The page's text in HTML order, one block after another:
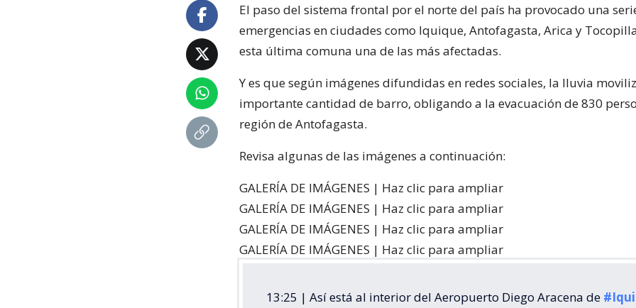
El paso del sistema frontal por el norte del país ha provocado una
emergencias en ciudades como Iquique, Antofagasta, Arica y
esta última comuna una de las más afectadas.
Y es que según imágenes difundidas en redes sociales, la lluvia
importante cantidad de barro, obligando a la evacuación de 830
región de Antofagasta.
Revisa algunas de las imágenes a continuación:
GALERÍA DE IMÁGENES | Haz clic para ampliar
GALERÍA DE IMÁGENES | Haz clic para ampliar
GALERÍA DE IMÁGENES | Haz clic para ampliar
GALERÍA DE IMÁGENES | Haz clic para ampliar
13:25 | Así está al interior del Aeropuerto Diego Aracena de